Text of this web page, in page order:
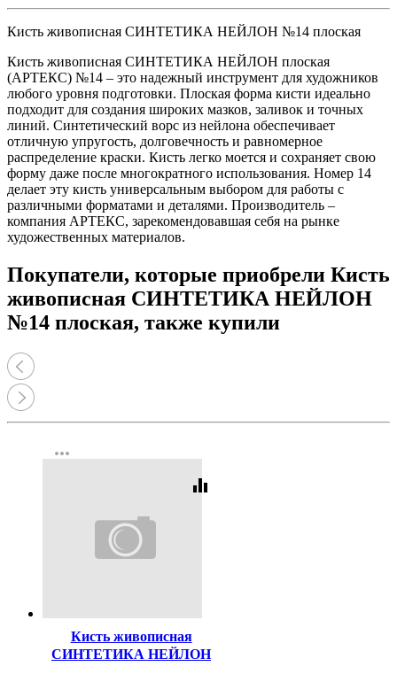
Кисть живописная СИНТЕТИКА НЕЙЛОН №14 плоская
Кисть живописная СИНТЕТИКА НЕЙЛОН плоская
(АРТЕКС) №14 – это надежный инструмент для художников
любого уровня подготовки. Плоская форма кисти идеально
подходит для создания широких мазков, заливок и точных
линий. Синтетический ворс из нейлона обеспечивает
отличную упругость, долговечность и равномерное
распределение краски. Кисть легко моется и сохраняет свою
форму даже после многократного использования. Номер 14
делает эту кисть универсальным выбором для работы с
различными форматами и деталями. Производитель –
компания АРТЕКС, зарекомендовавшая себя на рынке
художественных материалов.
Покупатели, которые приобрели Кисть
живописная СИНТЕТИКА НЕЙЛОН
№14 плоская, также купили
more_horiz
equalizer
Кисть живописная
СИНТЕТИКА НЕЙЛОН